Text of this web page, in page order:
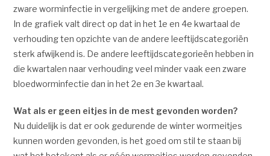
zware worminfectie in vergelijking met de andere groepen.
In de grafiek valt direct op dat in het 1e en 4e kwartaal de
verhouding ten opzichte van de andere leeftijdscategoriën
sterk afwijkend is. De andere leeftijdscategorieën hebben in
die kwartalen naar verhouding veel minder vaak een zware
bloedworminfectie dan in het 2e en 3e kwartaal.
Wat als er geen eitjes in de mest gevonden worden?
Nu duidelijk is dat er ook gedurende de winter wormeitjes
kunnen worden gevonden, is het goed om stil te staan bij